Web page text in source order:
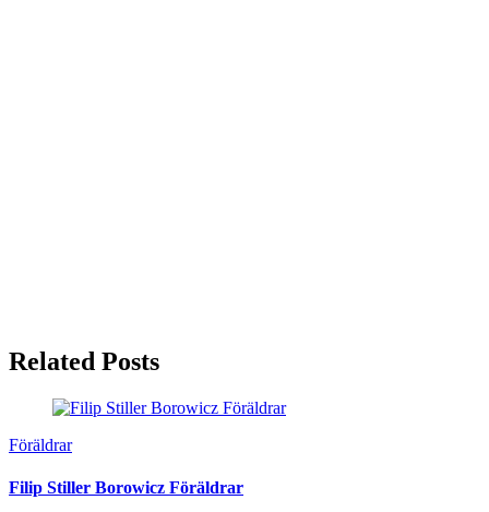
Related Posts
Föräldrar
Filip Stiller Borowicz Föräldrar